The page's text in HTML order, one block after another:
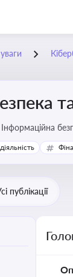
Інформаційна
публікації